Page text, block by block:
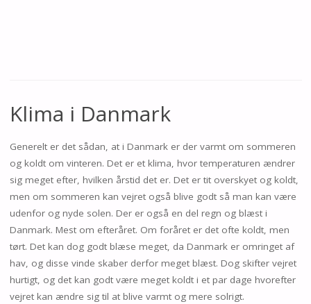
Klima i Danmark
Generelt er det sådan, at i Danmark er der varmt om sommeren
og koldt om vinteren. Det er et klima, hvor temperaturen ændrer
sig meget efter, hvilken årstid det er. Det er tit overskyet og koldt,
men om sommeren kan vejret også blive godt så man kan være
udenfor og nyde solen. Der er også en del regn og blæst i
Danmark. Mest om efteråret. Om foråret er det ofte koldt, men
tørt. Det kan dog godt blæse meget, da Danmark er omringet af
hav, og disse vinde skaber derfor meget blæst. Dog skifter vejret
hurtigt, og det kan godt være meget koldt i et par dage hvorefter
vejret kan ændre sig til at blive varmt og mere solrigt.